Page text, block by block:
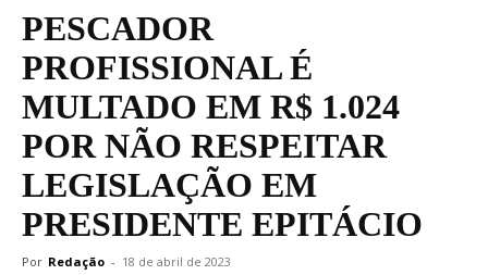
PESCADOR
PROFISSIONAL É
MULTADO EM R$ 1.024
POR NÃO RESPEITAR
LEGISLAÇÃO EM
PRESIDENTE EPITÁCIO
Por Redação - 18 de abril de 2023